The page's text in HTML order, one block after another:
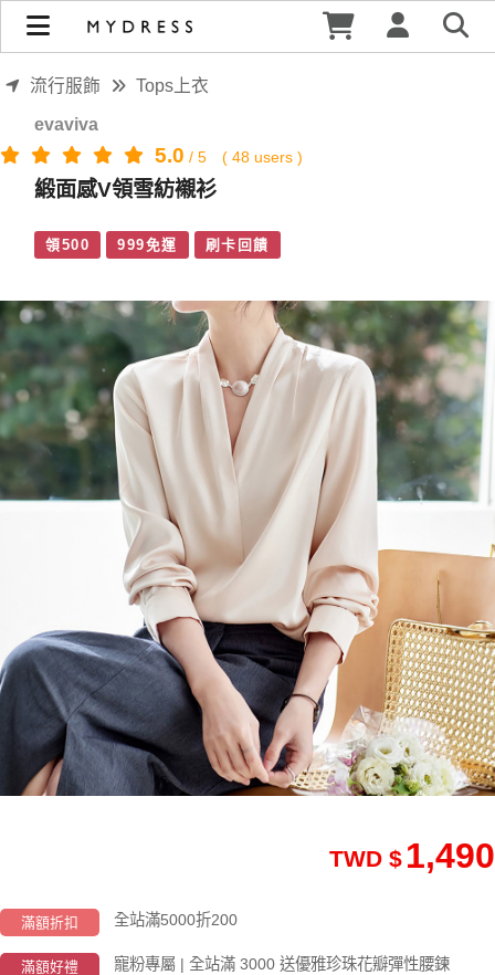
緞面感V領雪紡襯衫 | MYDRESS 時裳韓風
流行服飾 Tops上衣
evaviva
5.0 / 5 ( 48 users )
緞面感V領雪紡襯衫
領500 999免運 刷卡回饋
1,490
TWD $
滿額折扣 全站滿5000折200
滿額好禮 寵粉專屬 | 全站滿 3000 送優雅珍珠花瓣彈性腰鍊